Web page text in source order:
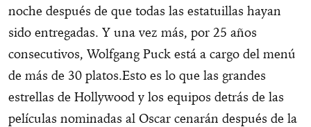
noche después de que todas las estatuillas hayan
sido entregadas. Y una vez más, por 25 años
consecutivos, Wolfgang Puck está a cargo del menú
de más de 30 platos.Esto es lo que las grandes
estrellas de Hollywood y los equipos detrás de las
películas nominadas al Oscar cenarán después de la